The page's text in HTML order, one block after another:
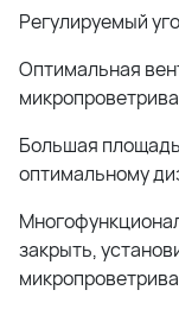
Регулируемый
Оптимальная
Большая
оптимальному
закрыть,